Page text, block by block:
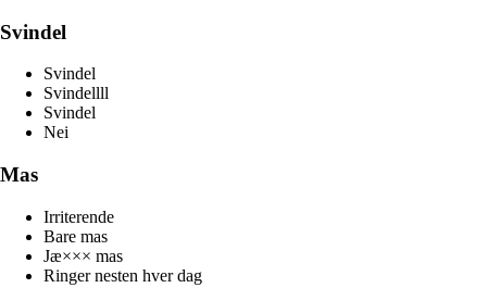
Svindel
Svindel
Svindellll
Svindel
Nei
Mas
Irriterende
Bare mas
Jæ××× mas
Ringer nesten hver dag